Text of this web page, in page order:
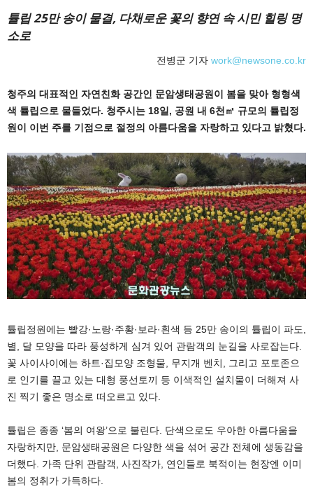
튤립 25만 송이 물결, 다채로운 꽃의 향연 속 시민 힐링 명
소로
전병군 기자 work@newsone.co.kr
청주의 대표적인 자연친화 공간인 문암생태공원이 봄을 맞아 형형색
색 튤립으로 물들었다. 청주시는 18일, 공원 내 6천㎡ 규모의 튤립정
원이 이번 주를 기점으로 절정의 아름다움을 자랑하고 있다고 밝혔다.
튤립정원에는 빨강·노랑·주황·보라·흰색 등 25만 송이의 튤립이 파도,
별, 달 모양을 따라 풍성하게 심겨 있어 관람객의 눈길을 사로잡는다.
꽃 사이사이에는 하트·집모양 조형물, 무지개 벤치, 그리고 포토존으
로 인기를 끌고 있는 대형 풍선토끼 등 이색적인 설치물이 더해져 사
진 찍기 좋은 명소로 떠오르고 있다.
튤립은 종종 ‘봄의 여왕’으로 불린다. 단색으로도 우아한 아름다움을
자랑하지만, 문암생태공원은 다양한 색을 섞어 공간 전체에 생동감을
더했다. 가족 단위 관람객, 사진작가, 연인들로 북적이는 현장엔 이미
봄의 정취가 가득하다.